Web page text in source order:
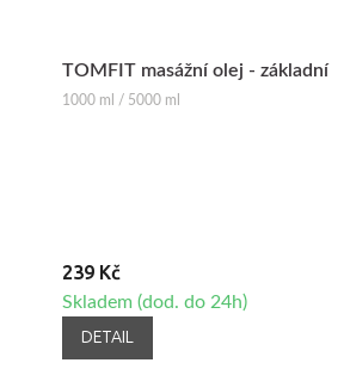
TOMFIT masážní olej - základní
1000 ml / 5000 ml
239 Kč
Skladem (dod. do 24h)
DETAIL